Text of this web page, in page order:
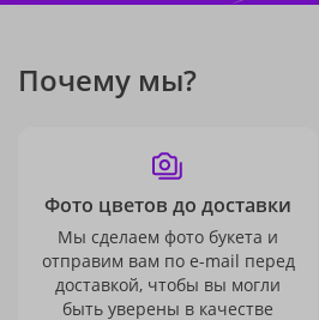
Почему мы?
Фото цветов до доставки
Мы сделаем фото букета и
отправим вам по e-mail перед
доставкой, чтобы вы могли
быть уверены в качестве